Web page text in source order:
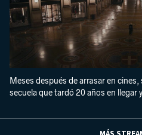
Meses después de arrasar en
secuela que tardó 20 años en llegar